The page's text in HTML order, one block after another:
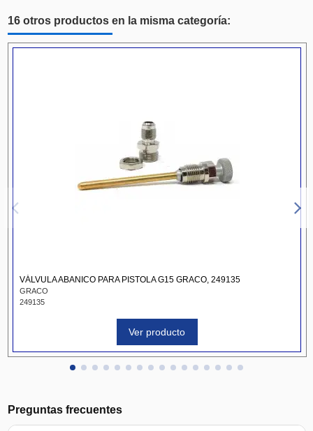
16 otros productos en la misma categoría:
VÁLVULA ABANICO PARA PISTOLA G15 GRACO, 249135
GRACO
249135
Ver producto
Preguntas frecuentes